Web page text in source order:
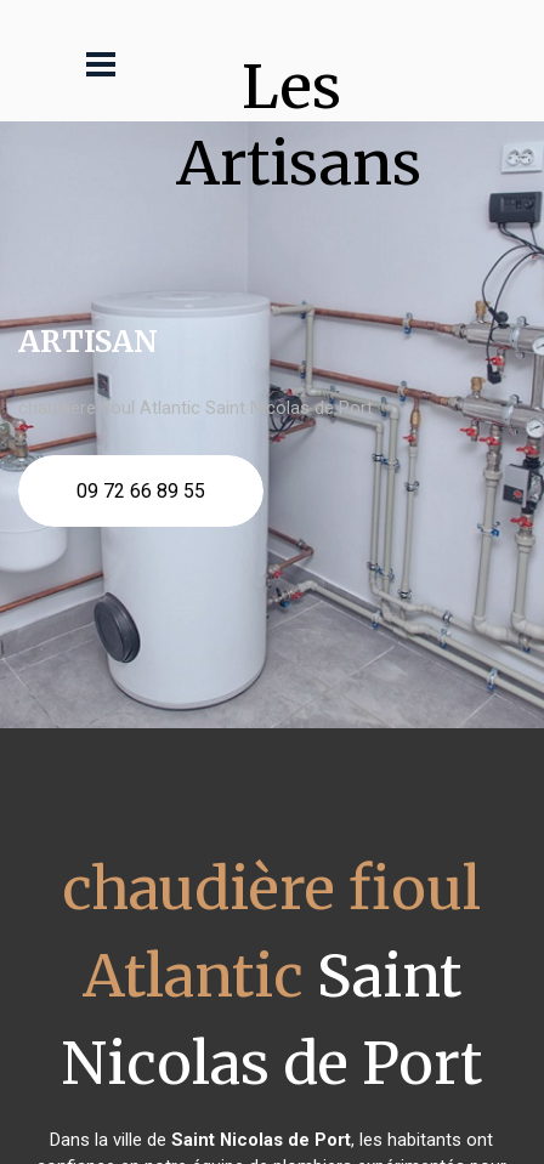
Les
Artisans
ARTISAN
chaudière fioul Atlantic Saint Nicolas de Port
09 72 66 89 55
chaudière fioul
Atlantic Saint
Nicolas de Port
Dans la ville deSaint Nicolas de Port, les habitants ont